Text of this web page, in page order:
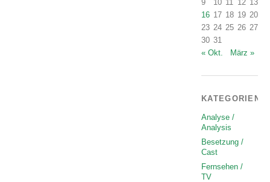
9
10 11 12 13
16 17 18 19 20
23 24 25 26 27
30 31
« Okt.
März »
KATEGORIEN
Analyse /
Analysis
Besetzung /
Cast
Fernsehen /
TV